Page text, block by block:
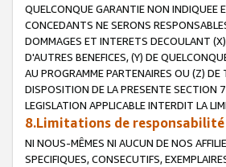
QUELCONQUE GARANTIE NON INDIQUEE
CONCEDANTS NE SERONS
DOMMAGES ET INTERETS DECOULANT
D'AUTRES BENEFICES, (Y) DE
AU PROGRAMME PARTENAIRES OU (Z)
DISPOSITION DE LA PRESENTE SECTION
LEGISLATION APPLICABLE INTERDIT LA
8.Limitations de responsabilité
NI NOUS-MÊMES NI AUCUN DE NOS
SPECIFIQUES, CONSECUTIFS,